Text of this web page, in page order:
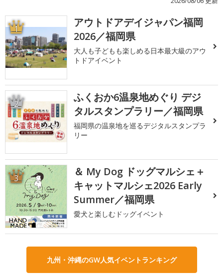
1
アウトドアデイジャパン福岡
2026／福岡県
大人も子どもも楽しめる日本最大級のアウ
トドアイベント
2
ふくおか6温泉地めぐり デジ
タルスタンプラリー／福岡県
福岡県の温泉地を巡るデジタルスタンプラ
リー
3
＆ My Dog ドッグマルシェ＋
キャットマルシェ2026 Early
Summer／福岡県
愛犬と楽しむドッグイベント
九州・沖縄のGW人気イベントランキング